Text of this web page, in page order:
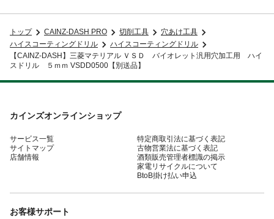
トップ CAINZ-DASH PRO 切削工具
穴あけ工具
ハイスコーティングドリル
ハイスコーティングドリル
【CAINZ-DASH】三菱マテリアル ＶＳＤ バイオレット汎用穴加工用 ハイ
スドリル ５ｍｍ VSDD0500【別送品】
カインズオンラインショップ
サービス一覧
サイトマップ
店舗情報
特定商取引法に基づく表記
古物営業法に基づく表記
酒類販売管理者標識の掲示
家電リサイクルについて
BtoB掛け払い申込
お客様サポート